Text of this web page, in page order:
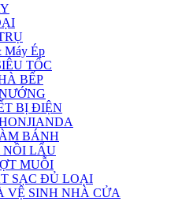
Máy Ép
TỐC
BẾP
BỊ ĐIỆN
BÁNH
NỒI LẨU
MUỖI
SẠC ĐỦ LOẠI
VỆ SINH NHÀ CỬA